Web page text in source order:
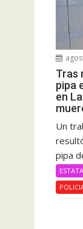
Tras
pipa
en
Un
pipa